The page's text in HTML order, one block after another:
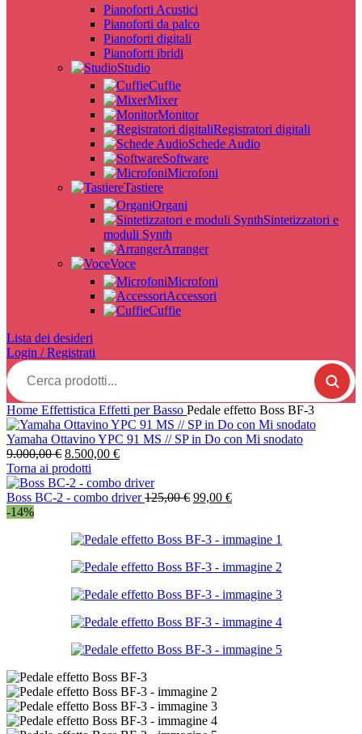
Pianoforti Acustici
Pianoforti da palco
Pianoforti digitali
Pianoforti ibridi
Studio
Cuffie
Mixer
Monitor
Registratori digitali
Schede Audio
Software
Microfoni
Tastiere
Organi
Sintetizzatori e
moduli Synth
Arranger
Voce
Microfoni
Accessori
Cuffie
Lista dei desideri
Login / Registrati
Cerca
prodotti...
Home Effettistica Effetti per Basso Pedale effetto Boss BF-3
Yamaha Ottavino YPC 91 MS // SP in Do con Mi snodato
9.000,00€ Il
prezzo
originale
era:
8.500,00 €Il
attuale
è:
Torna ai prodotti
Boss BC-2 - combo driver125,00€ Il
era:
99,00 €Il
è:
-14%